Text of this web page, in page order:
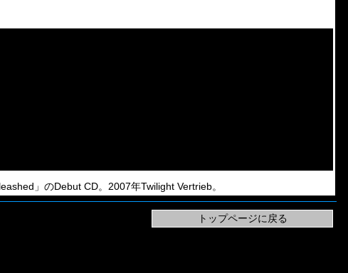
」のDebut CD。2007年Twilight Vertrieb。